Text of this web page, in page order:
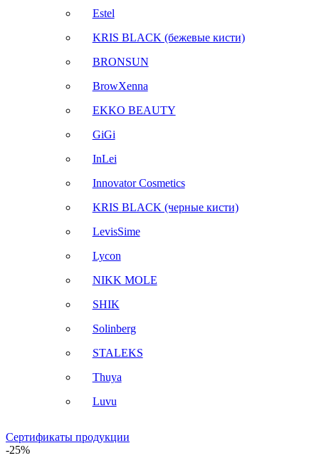
Estel
KRIS BLACK (бежевые кисти)
BRONSUN
BrowXenna
EKKO BEAUTY
GiGi
InLei
Innovator Cosmetics
KRIS BLACK (черные кисти)
LevisSime
Lycon
NIKK MOLE
SHIK
Solinberg
STALEKS
Thuya
Luvu
Сертификаты продукции
-25%